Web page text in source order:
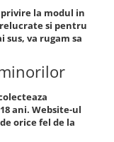
la modul in
si pentru
va rugam sa
ani. Website-ul
orice fel de la